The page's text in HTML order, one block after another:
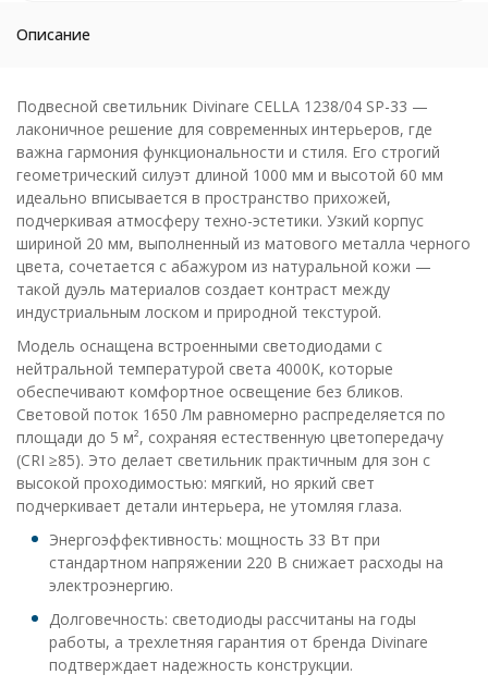
Описание
Подвесной светильник Divinare CELLA 1238/04 SP-33 —
лаконичное решение для современных интерьеров, где
важна гармония функциональности и стиля. Его строгий
геометрический силуэт длиной 1000 мм и высотой 60 мм
идеально вписывается в пространство прихожей,
подчеркивая атмосферу техно-эстетики. Узкий корпус
шириной 20 мм, выполненный из матового металла черного
цвета, сочетается с абажуром из натуральной кожи —
такой дуэль материалов создает контраст между
индустриальным лоском и природной текстурой.
Модель оснащена встроенными светодиодами с
нейтральной температурой света 4000K, которые
обеспечивают комфортное освещение без бликов.
Световой поток 1650 Лм равномерно распределяется по
площади до 5 м², сохраняя естественную цветопередачу
(CRI ≥85). Это делает светильник практичным для зон с
высокой проходимостью: мягкий, но яркий свет
подчеркивает детали интерьера, не утомляя глаза.
Энергоэффективность: мощность 33 Вт при
стандартном напряжении 220 В снижает расходы на
электроэнергию.
Долговечность: светодиоды рассчитаны на годы
работы, а трехлетняя гарантия от бренда Divinare
подтверждает надежность конструкции.